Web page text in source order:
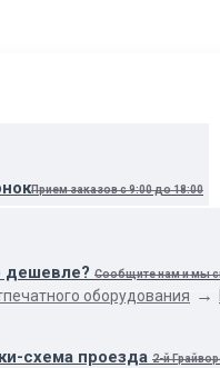
Прием заказов с 9:00 до 18:00
дешевле? Сообщите нам и мы
схема проезда 2-й
оборудования